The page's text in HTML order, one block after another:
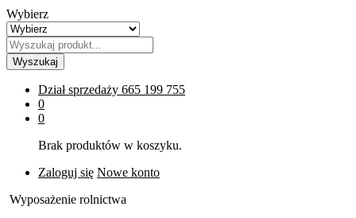
Wybierz
Wyszukaj
Dział sprzedaży 665 199 755
0
0
Brak produktów w koszyku.
Zaloguj się Nowe konto
Wyposażenie rolnictwa